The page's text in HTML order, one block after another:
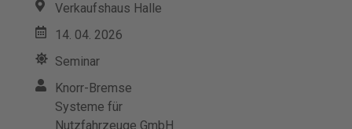
Verkaufshaus Halle
14. 04. 2026
Seminar
Knorr-Bremse
Systeme für
Nutzfahrzeuge GmbH